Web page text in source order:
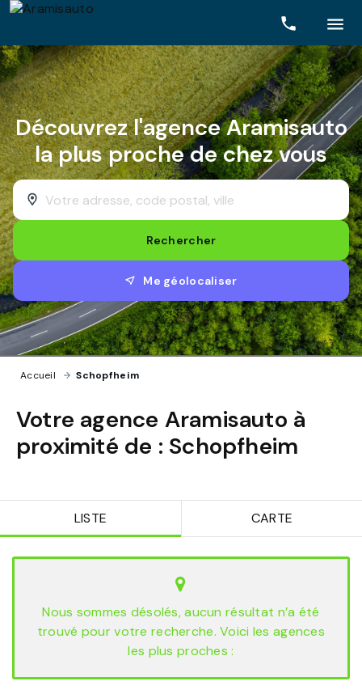
Accueil › Schopfheim
Rechercher
Votre agence Aramisauto à
proximité de : Schopfheim
LISTE CARTE
Nous sommes désolés, aucun résultat n’a été
trouvé pour votre recherche. Voici les agences
les plus proches :